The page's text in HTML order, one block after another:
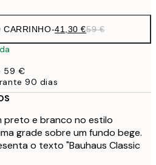
CARRINHO-41,30 €59 €
59 €
90 dias
preto e branco no estilo
grade sobre um fundo bege.
o texto "Bauhaus Classic